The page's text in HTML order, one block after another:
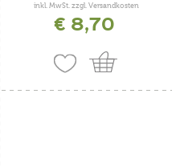
inkl. MwSt. zzgl. Versandkosten
€ 8,70